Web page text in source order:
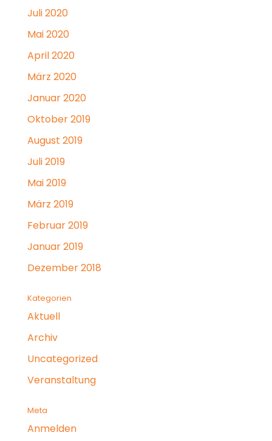
Juli 2020
Mai 2020
April 2020
März 2020
Januar 2020
Oktober 2019
August 2019
Juli 2019
Mai 2019
März 2019
Februar 2019
Januar 2019
Dezember 2018
Kategorien
Aktuell
Archiv
Uncategorized
Veranstaltung
Meta
Anmelden